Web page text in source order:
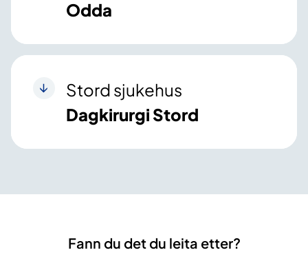
Odda
Stord sjukehus
Dagkirurgi Stord
Fann du det du leita etter?